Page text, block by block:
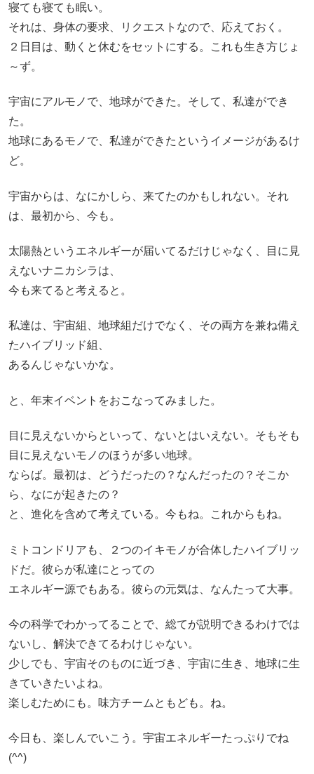
寝ても寝ても眠い。
それは、身体の要求、リクエストなので、応えておく。
２日目は、動くと休むをセットにする。これも生き方じょ
～ず。
宇宙にアルモノで、地球ができた。そして、私達ができ
た。
地球にあるモノで、私達ができたというイメージがあるけ
ど。
宇宙からは、なにかしら、来てたのかもしれない。それ
は、最初から、今も。
太陽熱というエネルギーが届いてるだけじゃなく、目に見
えないナニカシラは、
今も来てると考えると。
私達は、宇宙組、地球組だけでなく、その両方を兼ね備え
たハイブリッド組、
あるんじゃないかな。
と、年末イベントをおこなってみました。
目に見えないからといって、ないとはいえない。そもそも
目に見えないモノのほうが多い地球。
ならば。最初は、どうだったの？なんだったの？そこか
ら、なにが起きたの？
と、進化を含めて考えている。今もね。これからもね。
ミトコンドリアも、２つのイキモノが合体したハイブリッ
ドだ。彼らが私達にとっての
エネルギー源でもある。彼らの元気は、なんたって大事。
今の科学でわかってることで、総てが説明できるわけでは
ないし、解決できてるわけじゃない。
少しでも、宇宙そのものに近づき、宇宙に生き、地球に生
きていきたいよね。
楽しむためにも。味方チームともども。ね。
今日も、楽しんでいこう。宇宙エネルギーたっぷりでね
(^^)